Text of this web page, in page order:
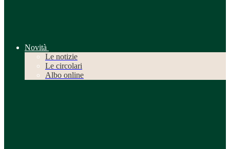
Novità
Le notizie
Le circolari
Albo online